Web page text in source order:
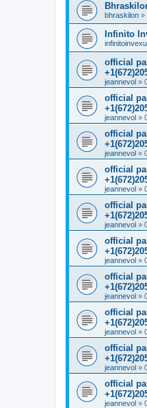
bhraskilon »
Infinito
official
jeannevol »
official
jeannevol »
official
jeannevol »
official
jeannevol »
official
jeannevol »
official
jeannevol »
official
jeannevol »
official
jeannevol »
official
jeannevol »
official
jeannevol »